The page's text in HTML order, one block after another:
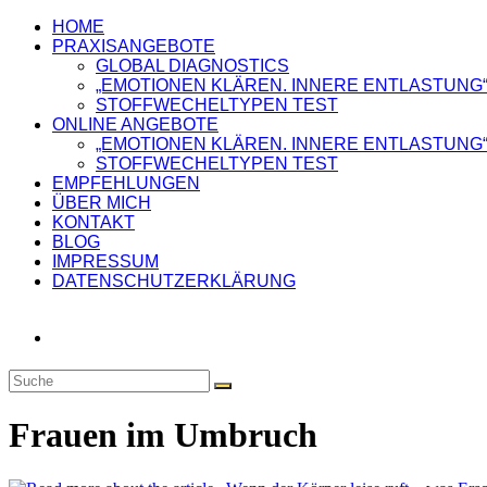
HOME
PRAXISANGEBOTE
GLOBAL DIAGNOSTICS
„EMOTIONEN KLÄREN. INNERE ENTLASTUNG“
STOFFWECHELTYPEN TEST
ONLINE ANGEBOTE
„EMOTIONEN KLÄREN. INNERE ENTLASTUNG“
STOFFWECHELTYPEN TEST
EMPFEHLUNGEN
ÜBER MICH
KONTAKT
BLOG
IMPRESSUM
DATENSCHUTZERKLÄRUNG
Frauen im Umbruch